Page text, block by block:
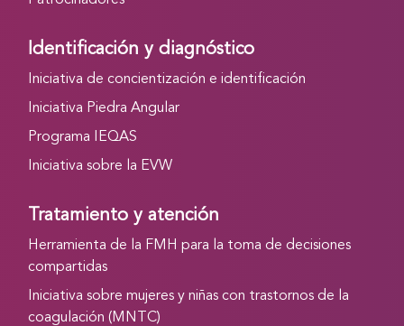
Identificación y diagnóstico
Iniciativa de concientización e identificación
Iniciativa Piedra Angular
Programa IEQAS
Iniciativa sobre la EVW
Tratamiento y atención
Herramienta de la FMH para la toma de decisiones
compartidas
Iniciativa sobre mujeres y niñas con trastornos de la
coagulación (MNTC)